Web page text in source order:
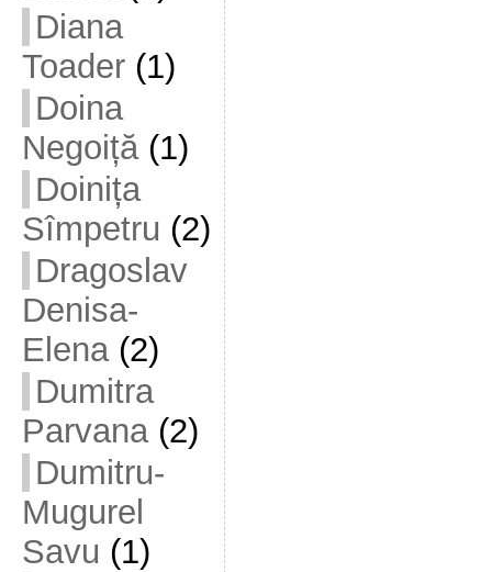
Diana
Toader(1)
Doina
Negoiță(1)
Doinița
Sîmpetru (2)
Dragoslav
Denisa-
Elena(2)
Dumitra
Parvana(2)
Dumitru-
Mugurel
Savu (1)